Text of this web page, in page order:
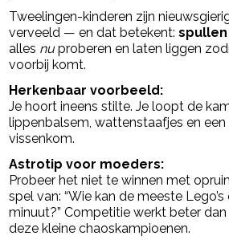
Tweelingen-kinderen zijn
verveeld — en dat betekent:
alles nuproberen en laten liggen
voorbij komt.
Herkenbaar voorbeeld:
Je hoort ineens stilte. Je loopt de
lippenbalsem, wattenstaafjes en
vissenkom.
Astrotip voor moeders:
Probeer het niet te winnen met
spel van: “Wie kan de meeste
minuut?” Competitie werkt beter dan
deze kleine chaoskampioenen.